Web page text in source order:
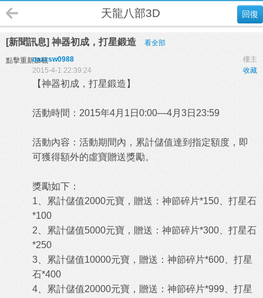
回復
天龍八部3D
[新聞訊息] 神器初成，打星鍛造 看全部
點擊重新加載 樓主
qazxsw0988
收藏
2015-4-1 22:39:24
【神器初成，打星鍛造】
活動時間：2015年4月1日0:00—4月3日23:59
活動內容：活動期間內，累計儲值達到指定額度，即
可獲得額外的虛寶贈送獎勵。
獎勵如下：
1、累計儲值2000元寶，贈送：神節碎片*150、打星石
*100
2、累計儲值5000元寶，贈送：神節碎片*300、打星石
*250
3、累計儲值10000元寶，贈送：神節碎片*600、打星
石*400
4、累計儲值20000元寶，贈送：神節碎片*999、打星